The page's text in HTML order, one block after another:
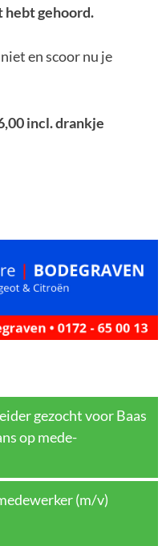
hebt gehoord.
en scoor nu je
incl. drankje
gezocht voor Baas
op mede-
(m/v)